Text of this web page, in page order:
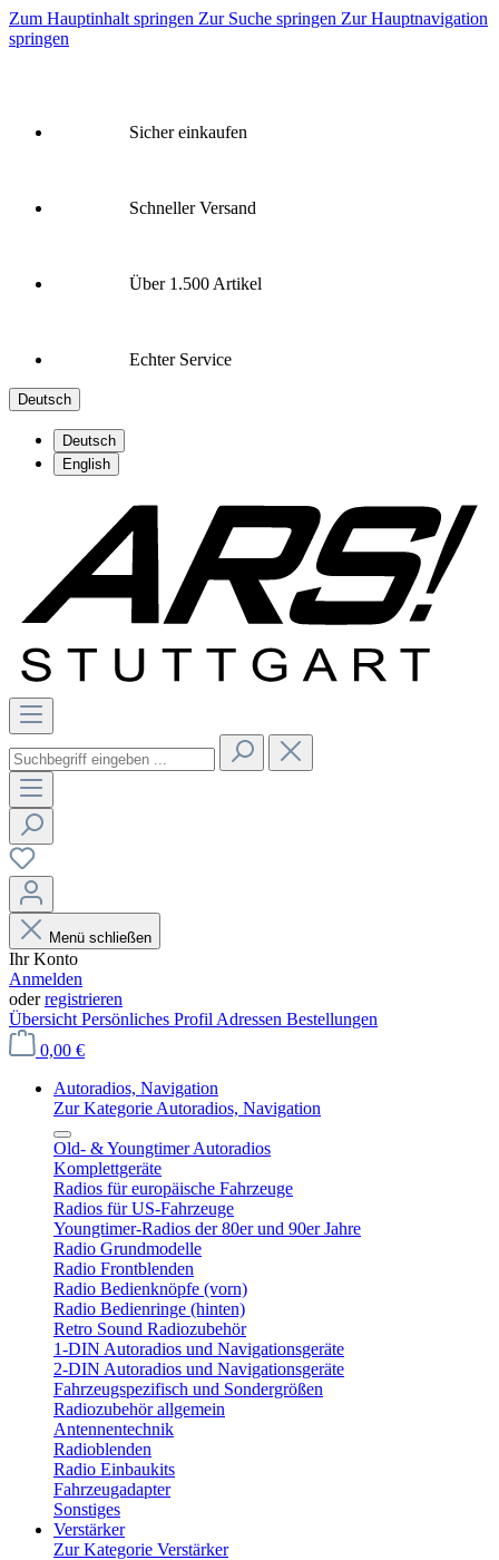
Zum Hauptinhalt springen Zur Suche springen Zur Hauptnavigation
springen
Sicher einkaufen
Schneller Versand
Über 1.500 Artikel
Echter Service
Deutsch
Deutsch
English
Menü schließen
Ihr Konto
Anmelden
oderregistrieren
Übersicht Persönliches Profil Adressen Bestellungen
0,00 €
Autoradios, Navigation
Zur Kategorie Autoradios, Navigation
Old- & Youngtimer Autoradios
Komplettgeräte
Radios für europäische Fahrzeuge
Radios für US-Fahrzeuge
Youngtimer-Radios der 80er und 90er Jahre
Radio Grundmodelle
Radio Frontblenden
Radio Bedienknöpfe (vorn)
Radio Bedienringe (hinten)
Retro Sound Radiozubehör
1-DIN Autoradios und Navigationsgeräte
2-DIN Autoradios und Navigationsgeräte
Fahrzeugspezifisch und Sondergrößen
Radiozubehör allgemein
Antennentechnik
Radioblenden
Radio Einbaukits
Fahrzeugadapter
Sonstiges
Verstärker
Zur Kategorie Verstärker